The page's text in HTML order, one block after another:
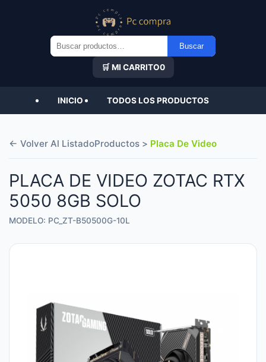
Buscar
por:
Buscar
🛒 MI CARRITO0
INICIO TODOS LOS PRODUCTOS
← Volver Al ListadoProductos > Placa De Video
PLACA DE VIDEO ZOTAC RTX
5050 8GB SOLO
MODELO: PC_ZT-B50500G-10L